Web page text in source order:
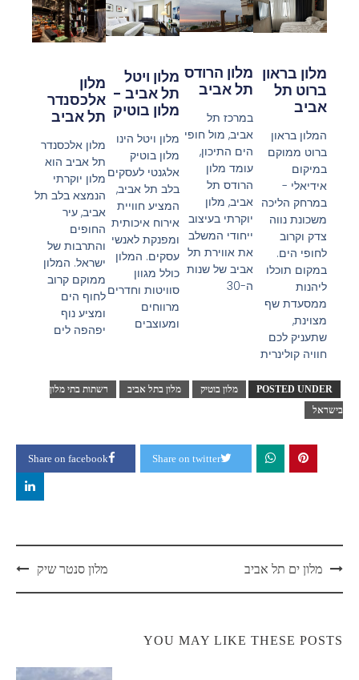
מלון בראון
ברוט תל
אביב
המלון בראון
ברוט ממוקם
במיקום
אידיאלי -
במרחק הליכה
משכונת נווה
צדק וקרוב
לחופי הים.
במקום תוכלו
ליהנות
ממסעדת שף
מצוינת,
שתעניק לכם
חוויה קולינרית
מלון הרודס
תל אביב
במרכז תל
אביב, מול חופי
הים התיכון,
עומד מלון
הרודס תל
אביב, מלון
יוקרתי בעיצוב
ייחודי המשלב
את אווירת תל
אביב של שנות
ה-30
מלון ויטל
תל אביב -
מלון בוטיק
מלון ויטל הינו
מלון בוטיק
אלגנטי לעסקים
בלב תל אביב,
המציע חוויית
אירוח איכותית
ומפנקת לאנשי
עסקים. המלון
כולל מגוון
סוויטות וחדרים
מרווחים
ומעוצבים
מלון
אלכסנדר
תל אביב
מלון אלכסנדר
תל אביב הוא
מלון יוקרתי
הנמצא בלב תל
אביב, עיר
החופים
והתרבות של
ישראל. המלון
ממוקם קרוב
לחוף הים
ומציע נוף
יפהפה לים
POSTED UNDER מלון בוטיק מלון בתל אביב
רשתות בתי מלון
בישראל
Share on facebook Share on twitter
מלון ים תל אביב מלון סנטר שיק
YOU MAY LIKE THESE POSTS